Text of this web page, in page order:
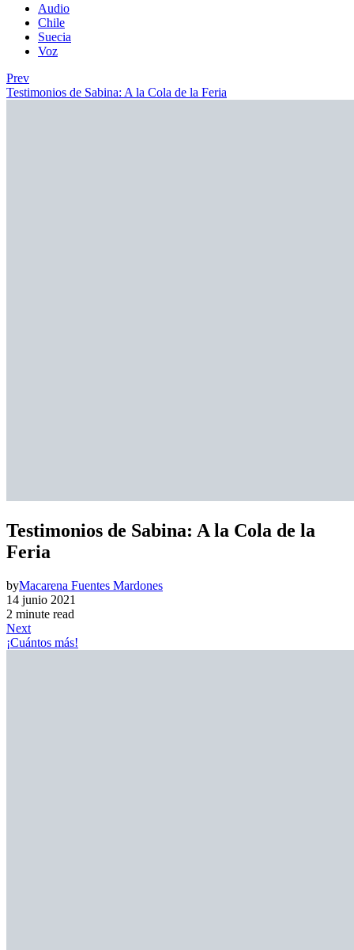
Audio
Chile
Suecia
Voz
Prev
Testimonios de Sabina: A la Cola de la Feria
Testimonios de Sabina: A la Cola de la
Feria
byMacarena Fuentes Mardones
14 junio 2021
2 minute read
Next
¡Cuántos más!